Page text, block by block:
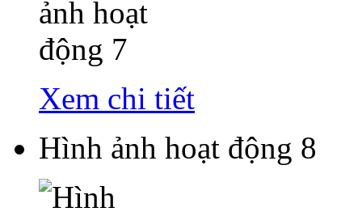
Xem chi tiết
Hình ảnh hoạt động 8